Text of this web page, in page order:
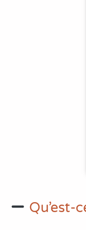
Qu’est-